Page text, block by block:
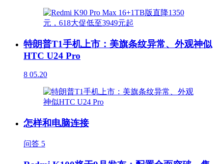
特朗普T1手机上市：美旗条纹异常、外观神似
HTC U24 Pro
8 05.20
怎样和电脑连接
问答 5